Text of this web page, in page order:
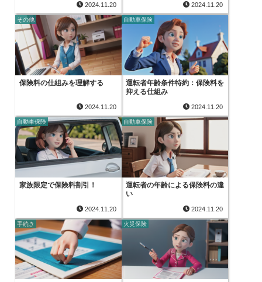
2024.11.20 2024.11.20
その他
保険料の仕組みを理解する
2024.11.20
自動車保険
運転者年齢条件特約：保険料を
抑える仕組み
2024.11.20
自動車保険
家族限定で保険料割引！
2024.11.20
自動車保険
運転者の年齢による保険料の違
い
2024.11.20
手続き 火災保険